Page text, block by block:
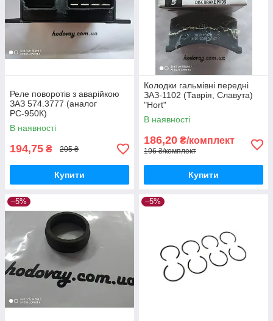
Реле поворотів з аварійкою
ЗАЗ 574.3777 (аналог
РС-950К)
В наявності
194,75 ₴ 205 ₴
Купити
Колодки гальмівні передні
ЗАЗ-1102 (Таврія, Славута)
"Hort"
В наявності
186,20 ₴/комплект
196 ₴/комплект
Купити
–5% –5%